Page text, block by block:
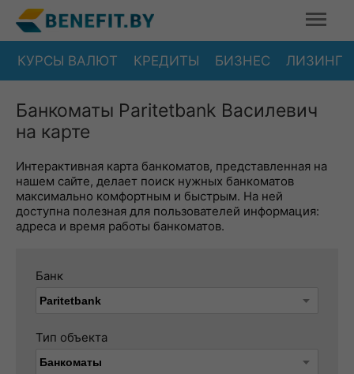
КУРСЫ ВАЛЮТ КРЕДИТЫ БИЗНЕС ЛИЗИНГ
Банкоматы Paritetbank Василевич
на карте
Интерактивная карта банкоматов, представленная на
нашем сайте, делает поиск нужных банкоматов
максимально комфортным и быстрым. На ней
доступна полезная для пользователей информация:
адреса и время работы банкоматов.
Банк
Тип объекта